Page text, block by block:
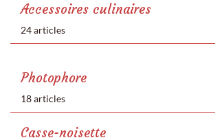
Accessoires culinaires
24 articles
Photophore
18 articles
Casse-noisette